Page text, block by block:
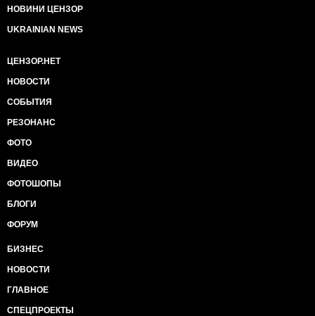
НОВИНИ ЦЕНЗОР
UKRAINIAN NEWS
ЦЕНЗОР.НЕТ
НОВОСТИ
СОБЫТИЯ
РЕЗОНАНС
ФОТО
ВИДЕО
ФОТОШОПЫ
БЛОГИ
ФОРУМ
БИЗНЕС
НОВОСТИ
ГЛАВНОЕ
СПЕЦПРОЕКТЫ